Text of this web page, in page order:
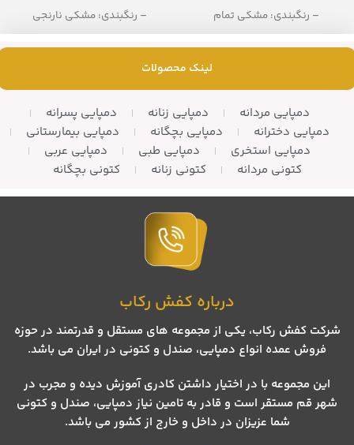
– رنگبندی: مشکی تمام
– تعداد در کارتن: 8 زوج
– رنگبندی: مشکی نارنجی
لینک محصولات
دمپایی مردانه دمپایی زنانه
دمپایی پسرانه
دمپایی دخترانه
دمپایی بچگانه
دمپایی بیمارستانی
دمپایی استخری
دمپایی طبی
دمپایی عربی
کتونی مردانه
کتونی زنانه کتونی بچگانه
درباره کفش رکاب
شرکت کفش رکاب، یکی از مجموعه های مستقل و قدرتمند در حوزه
فروش عمده انواع دمپایی، صندل و کتونی در ایران می باشد.
این مجموعه با در اختیار داشتن کادری آموزش دیده و مجرب در
شهر قم مستقر است و قادر به تامین نیاز دمپایی، صندل و کتونی
شما عزیزان در داخل و خارج از کشور می باشد.